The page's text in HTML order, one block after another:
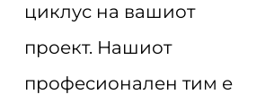
циклус на вашиот
проект. Нашиот
професионален тим е